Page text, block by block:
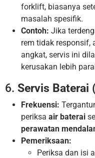
forklift, biasanya
masalah spesifik.
Contoh: Jika
rem tidak
angkat, servis ini
kerusakan lebih
6. Servis Baterai
Frekuensi:
periksa air baterai
perawatan
Pemeriksaan:
Periksa dan isi